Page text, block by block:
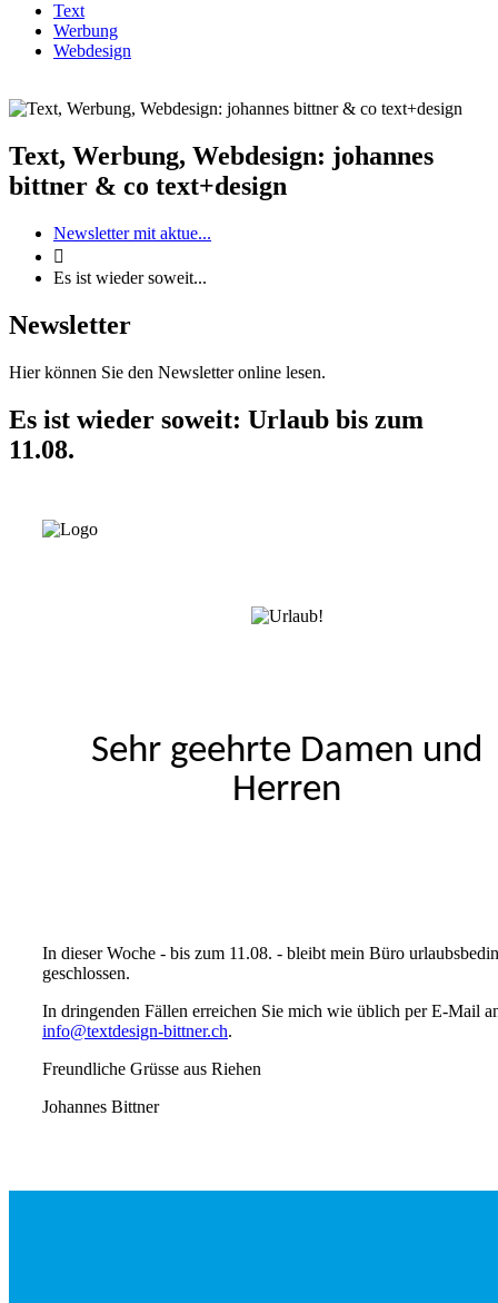
Text
Werbung
Webdesign
Text, Werbung, Webdesign: johannes
bittner & co text+design
Newsletter mit aktue...

Es ist wieder soweit...
Newsletter
Hier können Sie den Newsletter online lesen.
Es ist wieder soweit: Urlaub bis zum
11.08.
Sehr geehrte Damen und
Herren
In dieser Woche - bis zum 11.08. - bleibt mein Büro
geschlossen.
In dringenden Fällen erreichen Sie mich wie üblich per E-Mail
info@textdesign-bittner.ch.
Freundliche Grüsse aus Riehen
Johannes Bittner